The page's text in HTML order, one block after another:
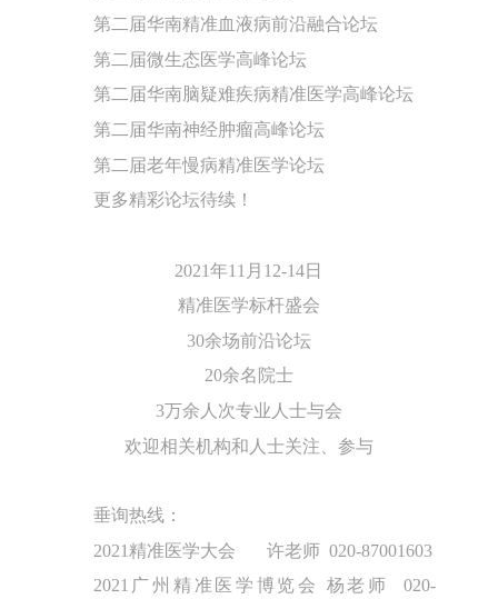
第二届华南精准血液病前沿融合论坛
第二届微生态医学高峰论坛
第二届华南脑疑难疾病精准医学高峰论坛
第二届华南神经肿瘤高峰论坛
第二届老年慢病精准医学论坛
更多精彩论坛待续！
2021年11月12-14日
精准医学标杆盛会
30余场前沿论坛
20余名院士
3万余人次专业人士与会
欢迎相关机构和人士关注、参与
垂询热线：
2021精准医学大会 许老师 020-87001603
2021广州精准医学博览会 杨老师 020-